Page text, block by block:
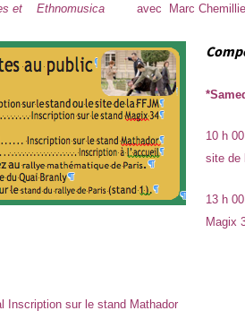
et Ethnomusica avec Marc
10 h
site de
13 h
Magix
Inscription sur le stand Mathador